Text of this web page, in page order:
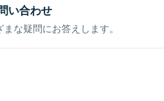
い合わせ
な疑問にお答えします。